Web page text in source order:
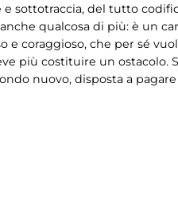
sottotraccia, del tutto
qualcosa di più: è un
coraggioso, che per sé
più costituire un ostacolo.
nuovo, disposta a